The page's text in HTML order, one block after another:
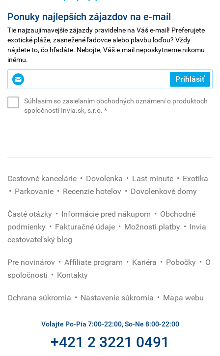
Ponuky najlepších zájazdov na e-mail
Tie najzaujímavejšie zájazdy pravidelne na Váš e-mail! Preferujete
exotické pláže, zasnežené ľadovce alebo plavbu loďou? Vždy
nájdete to, čo hľadáte. Nebojte, Váš e-mail neposkytneme nikomu
inému.
Zadajte
svoj
Prihlásiť
Súhlasím so zasielaním obchodných oznámení o produktoch
spoločnosti Invia.sk, s.r.o. *(povinné)
Cestovné kancelárie Dovolenka Last minute
Exotika
Parkovanie
Recenzie hotelov Dovolenkové domy
Časté otázky Informácie pred nákupom
Obchodné
podmienky
Fakturačné údaje Možnosti platby
Invia
cestovateľský blog
Pre novinárov Affiliate program Kariéra Pobočky
O
spoločnosti
Kontakty
Ochrana súkromia Nastavenie súkromia Mapa webu
Volajte Po-Pia 7:00-22:00, So-Ne 8:00-22:00
+421 2 3221 0491